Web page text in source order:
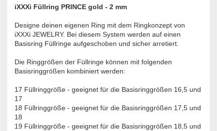
iXXXi Füllring PRINCE gold - 2 mm
Designe deinen eigenen Ring mit dem Ringkonzept von
iXXXi JEWELRY. Bei diesem System werden auf einen
Basisring Füllringe aufgeschoben und sicher arretiert.
Die Ringgrößen der Füllringe können mit folgenden
Basisringgrößen kombiniert werden:
17 Füllringgröße - geeignet für die Basisringgrößen 16,5 und
17
18 Füllringgröße - geeignet für die Basisringgrößen 17,5 und
18
19 Füllringgröße - geeignet für die Basisringgrößen 18,5 und